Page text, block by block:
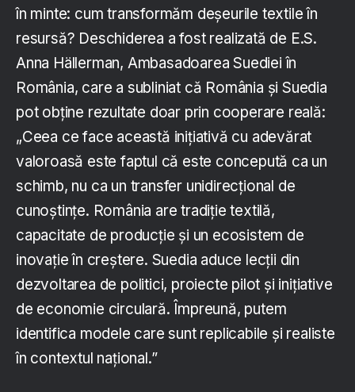
în minte: cum transformăm deșeurile textile în
resursă? Deschiderea a fost realizată de E.S.
Anna Hällerman, Ambasadoarea Suediei în
România, care a subliniat că România și Suedia
pot obține rezultate doar prin cooperare reală:
„Ceea ce face această inițiativă cu adevărat
valoroasă este faptul că este concepută ca un
schimb, nu ca un transfer unidirecțional de
cunoștințe. România are tradiție textilă,
capacitate de producție și un ecosistem de
inovație în creștere. Suedia aduce lecții din
dezvoltarea de politici, proiecte pilot și inițiative
de economie circulară. Împreună, putem
identifica modele care sunt replicabile și realiste
în contextul național.”